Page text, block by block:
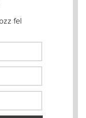
fel